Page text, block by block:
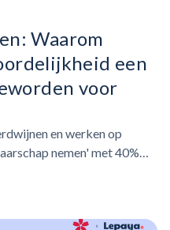
Waarom
een
voor
en werken op
nemen' met 40%
geworden.